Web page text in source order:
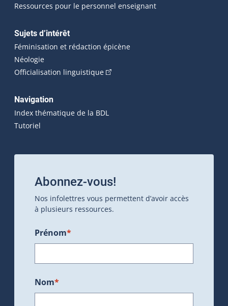
Ressources pour le personnel enseignant
Sujets d’intérêt
Féminisation et rédaction épicène
Néologie
Officialisation linguistique(Cet hyperlien externe s'ouvrira
Navigation
Index thématique de la BDL
Tutoriel
Abonnez-vous!
Nos infolettres vous permettent d’avoir accès
à plusieurs ressources.
Prénom*
Nom*